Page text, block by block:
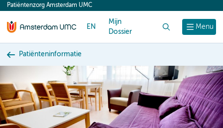
content
Menu
Patiëntenzorg Amsterdam UMC
EN
Mijn
Dossier
Patiënteninformatie